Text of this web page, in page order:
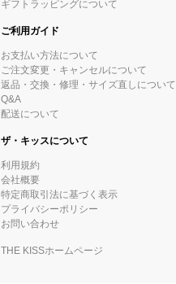
ギフトラッピングについて
ご利用ガイド
お支払い方法について
ご注文変更・キャンセルについて
返品・交換・修理・サイズ直しについて
Q&A
配送について
ザ・キッスについて
利用規約
会社概要
特定商取引法に基づく表示
プライバシーポリシー
お問い合わせ
THE KISSホームページ